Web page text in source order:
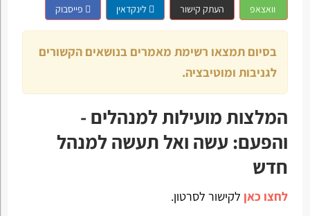
וואצאפ העתק קישור לינקדאין פייסבוק
בסיום תמצאו רשימת מאמרים בנושאים הקשורים
לגניבות ומוטיבציה.
המלצות מועילות למנהלים -
והפעם: עשה ואל תעשה למנהל
חדש
לחצו כאן לקישור לסרטון.